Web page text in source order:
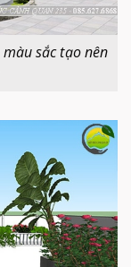
sắc tạo nên